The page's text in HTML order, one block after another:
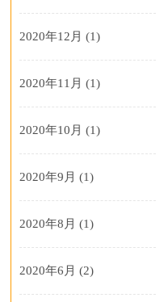
2020年12月 (1)
2020年11月 (1)
2020年10月 (1)
2020年9月 (1)
2020年8月 (1)
2020年6月 (2)